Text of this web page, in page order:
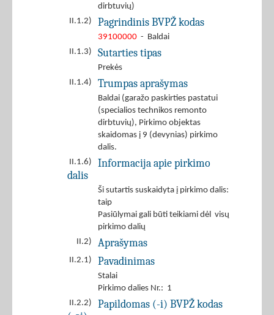
dirbtuvių)
II.1.2)
Pagrindinis BVPŽ kodas
39100000 - Baldai
II.1.3)
Sutarties tipas
Prekės
II.1.4)
Trumpas aprašymas
Baldai (garažo paskirties pastatui
(specialios technikos remonto
dirbtuvių), Pirkimo objektas
skaidomas į 9 (devynias) pirkimo
dalis.
II.1.6)
Informacija apie pirkimo
dalis
Ši sutartis suskaidyta į pirkimo dalis:
taip
Pasiūlymai gali būti teikiami dėl visų
pirkimo dalių
II.2)
Aprašymas
II.2.1) Pavadinimas
Stalai
Pirkimo dalies Nr.: 1
II.2.2)
Papildomas (-i) BVPŽ kodas